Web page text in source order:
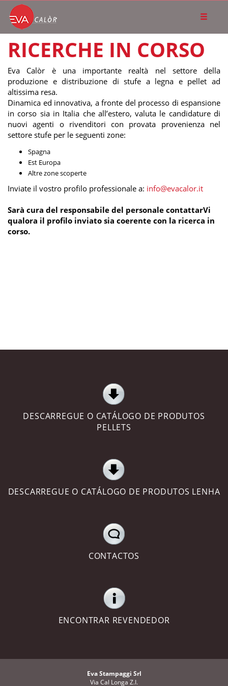
RICERCHE IN CORSO
Eva Calòr è una importante realtà nel settore della
produzione e distribuzione di stufe a legna e pellet ad
altissima resa.
Dinamica ed innovativa, a fronte del processo di espansione
in corso sia in Italia che all’estero, valuta le candidature di
nuovi agenti o rivenditori con provata provenienza nel
settore stufe per le seguenti zone:
Spagna
Est Europa
Altre zone scoperte
Inviate il vostro profilo professionale a: info@evacalor.it
Sarà cura del responsabile del personale contattarVi
qualora il profilo inviato sia coerente con la ricerca in
corso.
DESCARREGUE O CATÁLOGO DE PRODUTOS
PELLETS
DESCARREGUE O CATÁLOGO DE PRODUTOS LENHA
CONTACTOS
ENCONTRAR REVENDEDOR
Eva Stampaggi Srl
Via Cal Longa Z.I.